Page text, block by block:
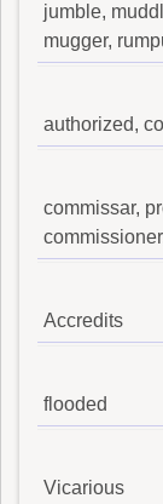
jumble,
mugger,
authorized,
commissar,
Accredits
flooded
Vicarious